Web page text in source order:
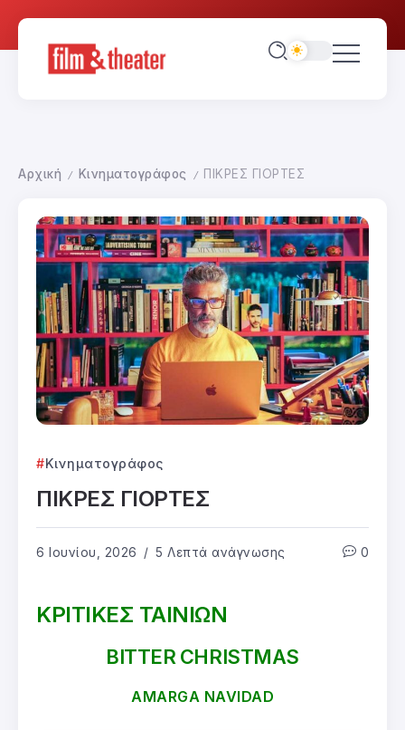
Αρχική / Κινηματογράφος / ΠΙΚΡΕΣ ΓΙΟΡΤΕΣ
Κινηματογράφος
ΠΙΚΡΕΣ ΓΙΟΡΤΕΣ
6 Ιουνίου, 2026 5 Λεπτά ανάγνωσης 0
ΚΡΙΤΙΚΕΣ ΤΑΙΝΙΩΝ
BITTER CHRISTMAS
AMARGA NAVIDAD